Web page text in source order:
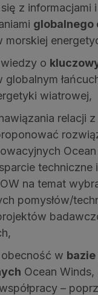
z informacjami i
globalnego
morskiej
o
globalnym
wiatrowej,
relacji z
Ocean
techniczne
na temat
pomysłów/
w
Ocean
–